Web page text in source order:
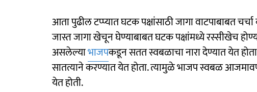
आता पुढील टप्प्यात घटक पक्षांसाठी जागा वाटपाबाबत
जास्त जागा खेचून घेण्याबाबत घटक पक्षांमध्ये रस्सीखेच
असलेल्याभाजपकडून सतत स्वबळाचा नारा देण्यात येत
सातत्याने करण्यात येत होता. त्यामुळे भाजप स्वबळ
येत होती.